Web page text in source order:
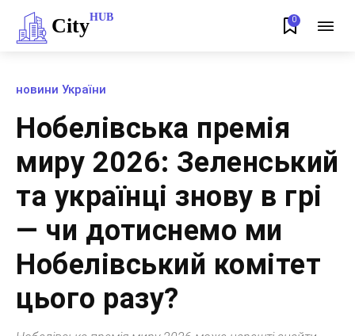
CityHUB 0
новини України
Нобелівська премія
миру 2026: Зеленський
та українці знову в грі
— чи дотиснемо ми
Нобелівський комітет
цього разу?